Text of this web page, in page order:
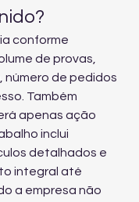
conforme
de provas,
número de pedidos
Também
apenas ação
inclui
detalhados e
integral até
a empresa não